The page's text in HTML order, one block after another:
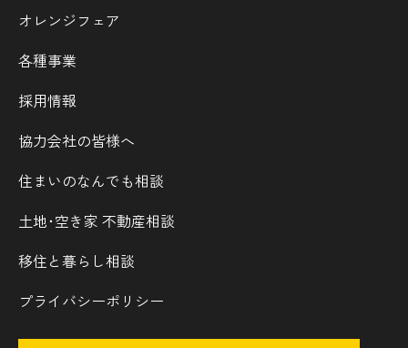
オレンジフェア
各種事業
採用情報
協力会社の皆様へ
住まいのなんでも相談
土地･空き家 不動産相談
移住と暮らし相談
プライバシーポリシー